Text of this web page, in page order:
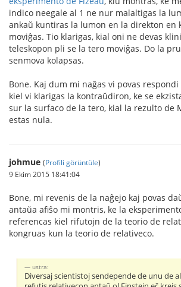
indico neegale al 1 ne nur malaltigas la
ankaŭ kuntiras la lumon en la direkton en
moviĝas. Tio klarigas, kial oni ne devas
teleskopon pli se la tero moviĝas. Do la
senmova kolapsas.
Bone. Kaj dum mi naĝas vi povas
kiel vi klarigas la kontraŭdiron, ke se
sur la surfaco de la tero, kial la rezulto de
estas nula.
johmue (Profili görüntüle)
9 Ekim 2015 18:41:04
Bone, mi revenis de la naĝejo kaj povas
antaŭa afiŝo mi montris, ke la
referencas kiel rifutojn de la teorio de
kongruas kun la teorio de relativeco.
ustra:
Diversaj scientistoj sendepende de unu de